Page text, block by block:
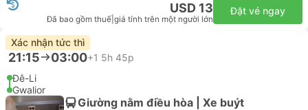
USD 13
Đã bao gồm thuế giá tính trên một người lớn
Đặt vé ngay
Xác nhận tức thì
21:15 03:00+1 5h 45p
Đê-Li
Gwalior
Giường nằm điều hòa | Xe buýt